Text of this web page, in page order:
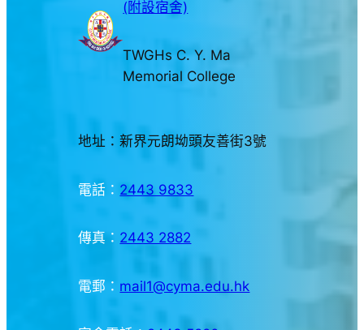
(附設宿舍)
TWGHs C. Y. Ma
Memorial College
地址：新界元朗坳頭友善街3號
電話： 2443 9833
傳真： 2443 2882
電郵： mail1@cyma.edu.hk